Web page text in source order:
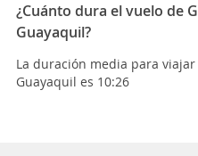
¿Cuánto dura el vuelo de
Guayaquil?
La duración media para
Guayaquil es 10:26